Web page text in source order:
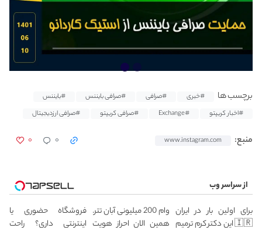
برچسب ها #خبری #صرافی #صرافی بایننس
#بایننس
#اخبار کریپتو
#Exchange #صرافی کریپتو #صرافی ارزدیجیتال
منبع: www.instagram.com ۰ ۰
از سراسر وب
برای اولین بار در ایران
🇮🇷 این دکتر کرم ترمیم
وام 200 میلیونی آبان تتر.
همین الان احراز هویت
فروشگاه حضوری یا
اینترنتی داری؟ راحت